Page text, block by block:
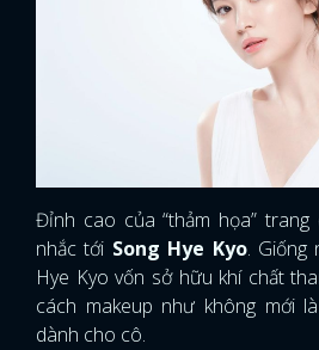
Đỉnh cao của “thảm họa” trang
nhắc tới Song Hye Kyo. Giống
Hye Kyo vốn sở hữu khí chất
cách makeup như không mới
dành cho cô.